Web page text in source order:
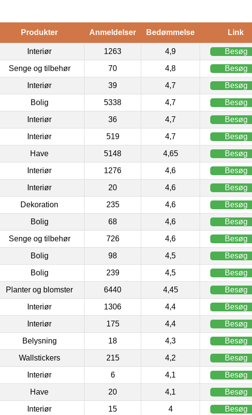
Produkter Anmeldelser Bedømmelse Link
Interiør 1263 4,9 Besøg
Senge og tilbehør 70 4,8 Besøg
Interiør 39 4,7 Besøg
Bolig 5338 4,7 Besøg
Interiør 36 4,7 Besøg
Interiør 519 4,7 Besøg
Have 5148 4,65 Besøg
Interiør 1276 4,6 Besøg
Interiør 20 4,6 Besøg
Dekoration 235 4,6 Besøg
Bolig 68 4,6 Besøg
Senge og tilbehør 726 4,6 Besøg
Bolig 98 4,5 Besøg
Bolig 239 4,5 Besøg
Planter og blomster 6440 4,45 Besøg
Interiør 1306 4,4 Besøg
Interiør 175 4,4 Besøg
Belysning 18 4,3 Besøg
Wallstickers 215 4,2 Besøg
Interiør 6 4,1 Besøg
Have 20 4,1 Besøg
Interiør 15 4 Besøg